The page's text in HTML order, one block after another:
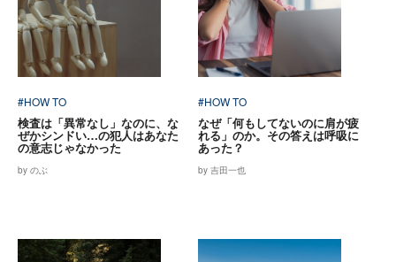
#HOW TO
検査は「異常なし」なのに、な
ぜかシンドい…の犯人はあなた
の意志じゃなかった
by のぶ
#HOW TO
なぜ「何もしてないのに肩が疲
れる」のか。その答えは呼吸に
あった？
by 吉田一也